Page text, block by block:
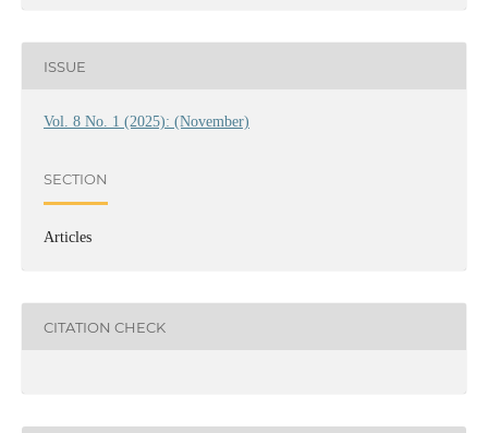
ISSUE
Vol. 8 No. 1 (2025): (November)
SECTION
Articles
CITATION CHECK